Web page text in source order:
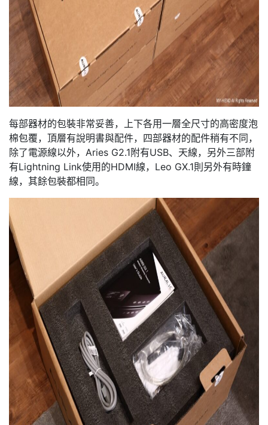
每部器材的包裝非常妥善，上下各用一層全尺寸的高密度泡
棉包覆，頂層有說明書與配件，四部器材的配件稍有不同，
除了電源線以外，Aries G2.1附有USB、天線，另外三部附
有Lightning Link使用的HDMI線，Leo GX.1則另外有時鐘
線，其餘包裝都相同。